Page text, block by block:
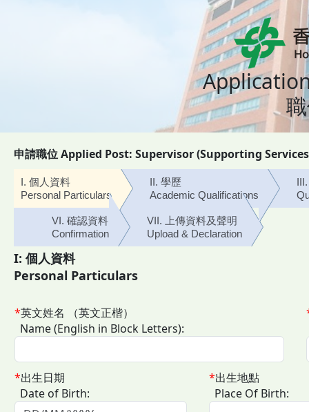
申請職位 Applied Post: Supervisor (Supporting
I. 個人資料
Personal Particulars
II. 學歷
Academic Qualifications
VI. 確認資料
Confirmation
VII. 上傳資料及聲明
Upload & Declaration
I: 個人資料
Personal Particulars
*英文姓名 （英文正楷）
Name (English in Block Letters):
*出生日期
Date of Birth:
*出生地點
Place Of Birth: